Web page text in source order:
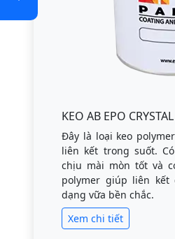
KEO AB EPO CRYSTAL
Đây là loại keo
liên kết trong suốt.
chịu mài mòn tốt và
polymer giúp liên kết
dạng vữa bền chắc.
Xem chi tiết